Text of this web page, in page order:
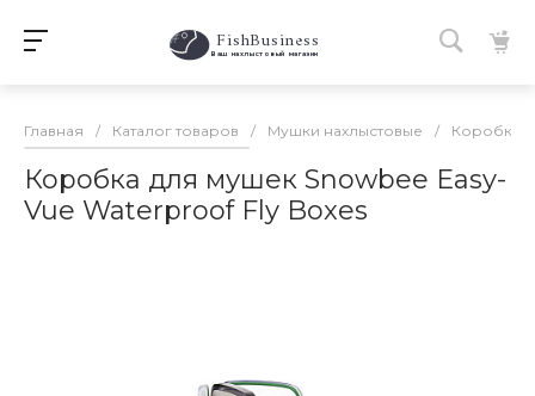
FishBusiness
Ваш нахлыстовый магазин
Главная / Каталог товаров / Мушки нахлыстовые / Коробки
Коробка для мушек Snowbee Easy-
Vue Waterproof Fly Boxes